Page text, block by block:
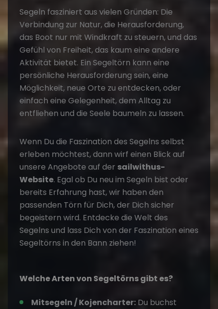
Segeln fasziniert aus vielen Gründen: Die
Verbindung zur Natur, die Herausforderung,
das Boot nur mit Windkraft zu steuern, und das
Gefühl von Freiheit, das kaum eine andere
Aktivität bietet. Ein Segeltörn kann eine
persönliche Herausforderung sein, eine
Möglichkeit, neue Orte zu entdecken, oder
einfach eine Gelegenheit, dem Alltag zu
entfliehen und die Seele baumeln zu lassen.
Wenn Du die Faszination des Segelns selbst
erleben möchtest, dann wirf einen Blick auf
unsere Angebote auf der sailwithus-
Website. Egal ob Du neu im Segeln bist oder
bereits Erfahrung hast, wir haben den
passenden Törn für Dich, der Dich sicher
begeistern wird. Entdecke die Welt des
Segelns und lass Dich von der Faszination eines
Segeltörns in den Bann ziehen!
Welche Arten von Segeltörns gibt es?
Mitsegeln /Kojencharter: Du buchst